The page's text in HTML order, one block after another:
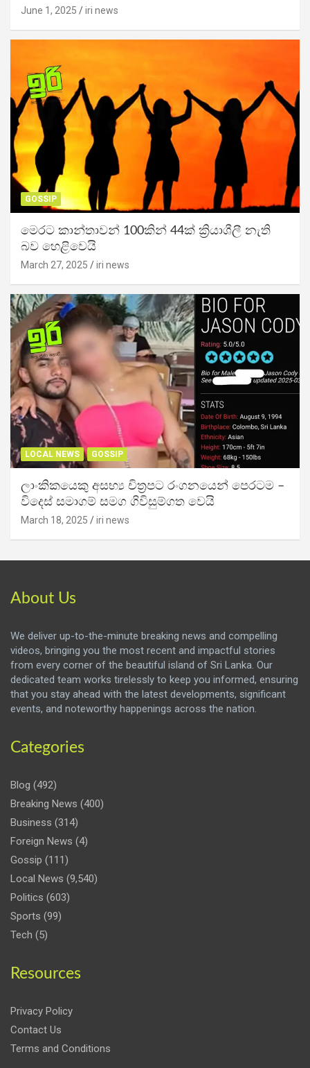
June 1, 2025 iri news
GOSSIP
මෙරට කාන්තාවන් 100කින් 44ක් ක්‍රියාශීලී නැති
බව හෙළිවෙයි
March 27, 2025 iri news
LOCAL NEWS GOSSIP
ලාංකිකයෙකු අසභ්‍ය චිත්‍රපට රංගනයෙන් පෙරටම –
විදෙස් සමාගම් සමග ගිවිසුම්ගත වෙයි
March 18, 2025 iri news
About Us
We deliver up-to-the-minute breaking news and compelling
videos, bringing you the most recent and impactful stories
from every corner of the beautiful island of Sri Lanka. Our
dedicated team works tirelessly to keep you informed, ensuring
that you stay ahead with the latest developments, significant
events, and noteworthy happenings across the nation.
Categories
Blog (492)
Breaking News (400)
Business (314)
Foreign News (4)
Gossip (111)
Local News (9,540)
Politics (603)
Sports (99)
Tech (5)
Resources
Privacy Policy
Contact Us
Terms and Conditions